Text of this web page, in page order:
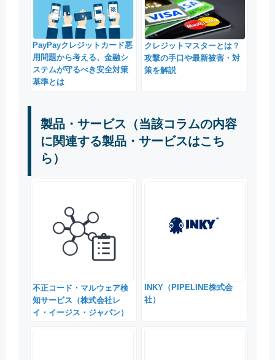
PayPayクレジットカード悪
用問題から考える、金融シ
ステムが守るべき安全対策
基準とは
クレジットマスターとは？
攻撃の手口や最新被害・対
策を解説
製品・サービス（当該コラムの内容
に関連する製品・サービスはこち
ら）
不正コード・マルウェア検
知サービス（株式会社レ
イ・イージス・ジャパン）
INKY（PIPELINE株式会
社）